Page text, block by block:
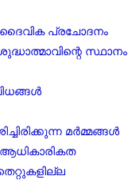
പ്രചോദനം
സ്ഥാനം
മർമ്മങ്ങൾ